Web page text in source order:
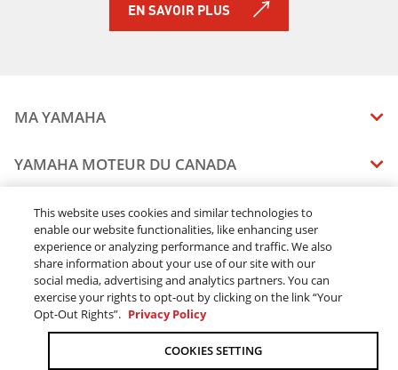
EN SAVOIR PLUS
MA YAMAHA
MANUELS
ÉTAT DES RAPPELS DE VOTRE VÉHICULE
YAMAHA MOTEUR DU CANADA
CARRIERES
RESTONS DEHORS
BLOGUE
COMMUNIQUEZ AVEC NOUS
CONCESSIONNAIRES
TROUVEZ UN CONCESSIONNAIRE
DEVENEZ CONCESSIONNAIRE
CONCESSIONAIRE ÉLITE
MENTIONS JURIDIQUES
MODALITÉS ET CONDITIONS
ACOMPTE EN LIGNE MODALITÉS ET CONDITIONS
POLITIQUE DE CONFIDENTIALITÉ
COMMANDES EN LIGNE
This website uses cookies and similar technologies to
enable our website functionalities, like enhancing user
experience or analyzing performance and traffic. We also
share information about your use of our site with our
social media, advertising and analytics partners. You can
exercise your rights to opt-out by clicking on the link “Your
Opt-Out Rights”. Privacy Policy
COOKIES SETTING